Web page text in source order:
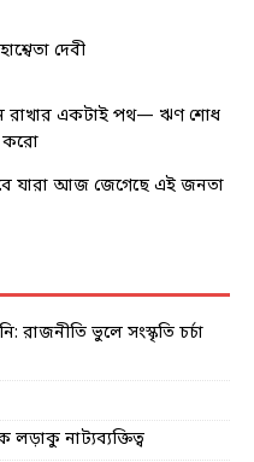
দেবী
রাখার একটাই পথ— ঋণ শোধ
করো
যারা আজ জেগেছে এই জনতা
রাজনীতি ভুলে সংস্কৃতি চর্চা
নাট্যব্যক্তিত্ব